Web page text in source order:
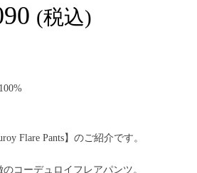
(税込)
Flare Pants】のご紹介です。
コーデュロイフレアパンツ。